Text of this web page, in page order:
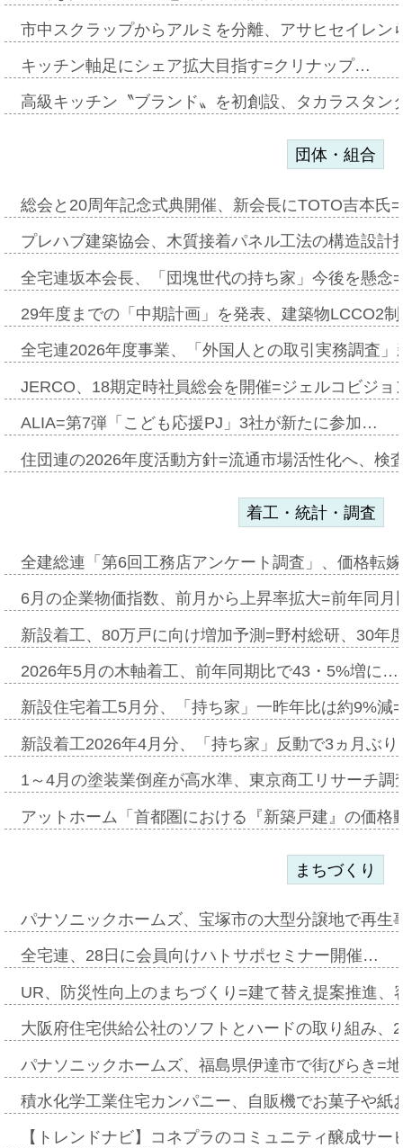
市中スクラップからアルミを分離、アサヒセイレ
キッチン軸足にシェア拡大目指す=クリナップ…
高級キッチン〝ブランド〟を初創設、タカラスタ
団体・組合
総会と20周年記念式典開催、新会長にTOTO吉本氏
プレハブ建築協会、木質接着パネル工法の構造設
全宅連坂本会長、「団塊世代の持ち家」今後を懸
29年度までの「中期計画」を発表、建築物LCCO2
全宅連2026年度事業、「外国人との取引実務調査
JERCO、18期定時社員総会を開催=ジェルコビジ
ALIA=第7弾「こども応援PJ」3社が新たに参加…
住団連の2026年度活動方針=流通市場活性化へ、検
着工・統計・調査
全建総連「第6回工務店アンケート調査」、価格転
6月の企業物価指数、前月から上昇率拡大=前年同
新設着工、80万戸に向け増加予測=野村総研、30年
2026年5月の木軸着工、前年同期比で43・5%増に…
新設住宅着工5月分、「持ち家」一昨年比は約9%
新設着工2026年4月分、「持ち家」反動で3ヵ月ぶ
1～4月の塗装業倒産が高水準、東京商工リサーチ
アットホーム「首都圏における『新築戸建』の価
まちづくり
パナソニックホームズ、宝塚市の大型分譲地で再
全宅連、28日に会員向けハトサポセミナー開催…
UR、防災性向上のまちづくり=建て替え提案推進
大阪府住宅供給公社のソフトとハードの取り組み
パナソニックホームズ、福島県伊達市で街びらき=
積水化学工業住宅カンパニー、自販機でお菓子や
【トレンドナビ】コネプラのコミュニティ醸成サ